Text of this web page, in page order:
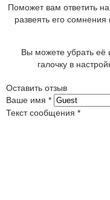
Поможет вам ответить
развеять его
Вы можете убрать её
галочку в
Оставить отзыв
Ваше имя *
Текст сообщения *